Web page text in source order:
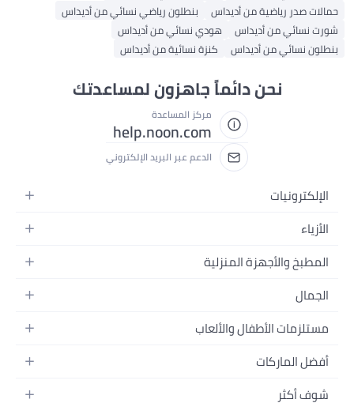
حمالات صدر رياضية من أديداس
بنطلون رياضي نسائي من أديداس
شورت نسائي من أديداس
هودي نسائي من أديداس
بنطلون نسائي من أديداس
كنزة نسائية من أديداس
نحن دائماً جاهزون لمساعدتك
مركز المساعدة
help.noon.com
الدعم عبر البريد الإلكتروني
الإلكترونيات
الجوالات
اللابتوبات
الأجهزة المنزلية
التلفزيونات
السماعات
ألعاب القيمنق
الأزياء
أزياء نسائية
أزياء البنات
أزياء الأولاد
المجوهرات
حقائب نسائية
المطبخ والأجهزة المنزلية
الحمام
المطبخ والسفرة
أدوات وتحسين المنزل
الأثاث
الجمال
العطور
العناية بالشعر
العناية بالبشرة
مستلزمات الأطفال والألعاب
الحفاضات
الرضاعة والتغذية
أفضل الماركات
سامسونج
شوف أكثر